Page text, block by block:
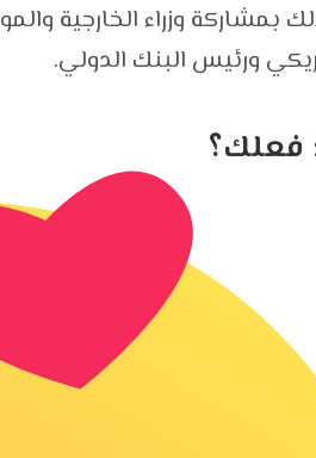
بمشاركة وزراء الخارجية
ورئيس البنك الدولي.
فعلك؟